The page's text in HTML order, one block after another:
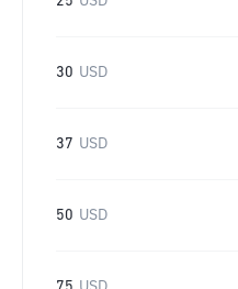
30 USD
37 USD
50 USD